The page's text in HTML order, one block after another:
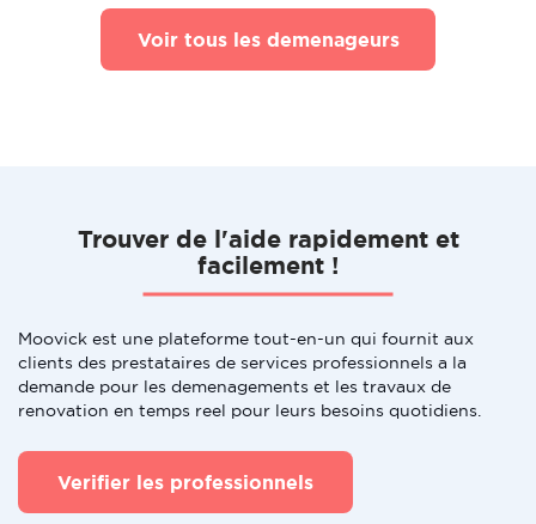
Voir tous les demenageurs
Trouver de l'aide rapidement et
facilement !
Moovick est une plateforme tout-en-un qui fournit aux
clients des prestataires de services professionnels a la
demande pour les demenagements et les travaux de
renovation en temps reel pour leurs besoins quotidiens.
Verifier les professionnels